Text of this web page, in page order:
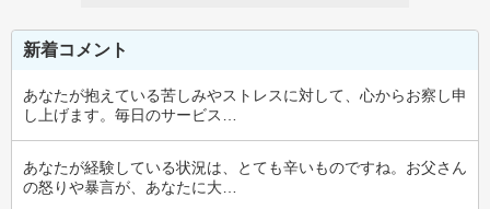
新着コメント
あなたが抱えている苦しみやストレスに対して、心からお察し申
し上げます。毎日のサービス…
あなたが経験している状況は、とても辛いものですね。お父さん
の怒りや暴言が、あなたに大…